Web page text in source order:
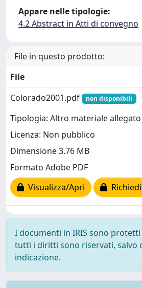
Appare nelle tipologie:
4.2 Abstract in Atti di convegno
File in questo prodotto:
File
Colorado2001.pdf
non disponibili
Tipologia: Altro materiale allegato
Licenza: Non pubblico
Dimensione 3.76 MB
Formato Adobe PDF
Visualizza/Apri
I documenti in IRIS sono
tutti i diritti sono riservati, salvo
indicazione.